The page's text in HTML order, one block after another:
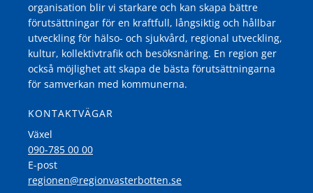
organisation blir vi starkare och kan skapa bättre
förutsättningar för en kraftfull, långsiktig och hållbar
utveckling för hälso- och sjukvård, regional utveckling,
kultur, kollektivtrafik och besöksnäring. En region ger
också möjlighet att skapa de bästa förutsättningarna
för samverkan med kommunerna.
KONTAKTVÄGAR
Växel
090-785 00 00
E-post
regionen@regionvasterbotten.se